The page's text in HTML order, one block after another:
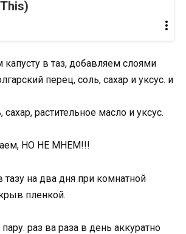
в таз, добавляем слоями
перец, соль, сахар и уксус. и
растительное масло и уксус.
НО НЕ МНЕМ!!!
тазу на два дня при комнатной
пленкой.
раз ва раза в день аккуратно